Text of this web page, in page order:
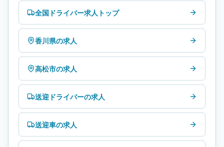
全国ドライバー求人トップ
香川県の求人
高松市の求人
送迎ドライバーの求人
送迎車の求人